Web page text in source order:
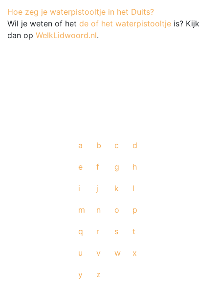
Hoe zeg je waterpistooltje in het Duits?
Wil je weten of het de of het waterpistooltje is? Kijk
dan op WelkLidwoord.nl.
a b c d
e f g h
i j k l
m n o p
q r s t
u v w x
y z